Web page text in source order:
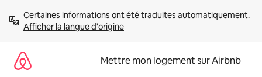
directement
Afficher la langue d'origine
Mettre mon logement sur Airbnb